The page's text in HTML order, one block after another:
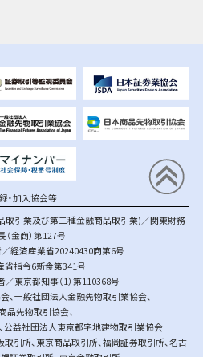
・加入協会等
取引業及び第二種金融商品取引業)／関東財務
（金商）第127号
経済産業省20240430商第6号
省指令6新食第341号
東京都知事（1）第110368号
、 一般社団法人金融先物取引業協会、
品先物取引協会、
公益社団法人東京都宅地建物取引業協会
取引所、 東京商品取引所、福岡証券取引所、名古